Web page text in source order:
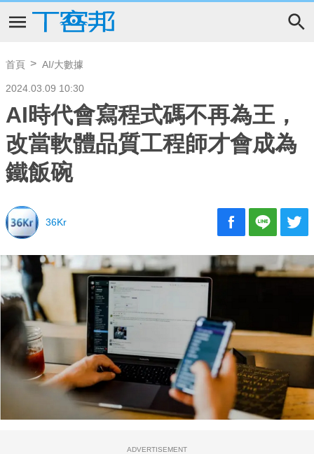
首頁 AI/大數據
2024.03.09 10:30
AI時代會寫程式碼不再為王，
改當軟體品質工程師才會成為
鐵飯碗
36Kr
ADVERTISEMENT